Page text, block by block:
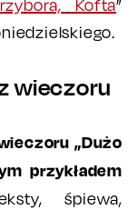
Kofta”
wieczoru
„Dużo
przykładem
śpiewa,